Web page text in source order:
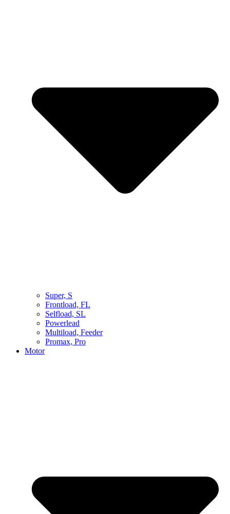
Super, S
Frontload, FL
Selfload, SL
Powerlead
Multiload, Feeder
Promax, Pro
Motor